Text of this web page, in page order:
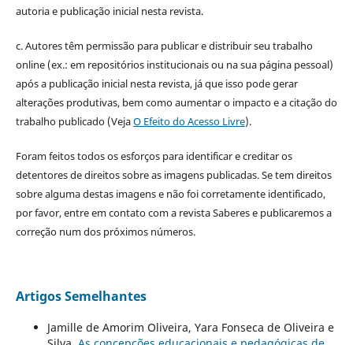
autoria e publicação inicial nesta revista.
c. Autores têm permissão para publicar e distribuir seu trabalho
online (ex.: em repositórios institucionais ou na sua página pessoal)
após a publicação inicial nesta revista, já que isso pode gerar
alterações produtivas, bem como aumentar o impacto e a citação do
trabalho publicado (VejaO Efeito do Acesso Livre).
Foram feitos todos os esforços para identificar e creditar os
detentores de direitos sobre as imagens publicadas. Se tem direitos
sobre alguma destas imagens e não foi corretamente identificado,
por favor, entre em contato com a revista Saberes e publicaremos a
correção num dos próximos números.
Artigos Semelhantes
Jamille de Amorim Oliveira, Yara Fonseca de Oliveira e